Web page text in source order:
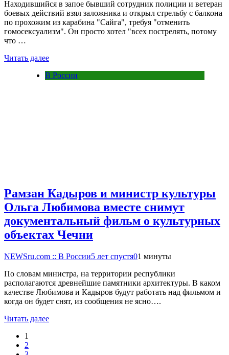
Находившийся в запое бывший сотрудник полиции и ветеран
боевых действий взял заложника и открыл стрельбу с балкона
по прохожим из карабина "Сайга", требуя "отменить
гомосексуализм". Он просто хотел "всех пострелять, потому
что …
Читать далее
В России
Рамзан Кадыров и министр культуры
Ольга Любимова вместе снимут
документальный фильм о культурных
объектах Чечни
NEWSru.com :: В России5 лет спустя01 минуты
По словам министра, на территории республики
располагаются древнейшие памятники архитектуры. В каком
качестве Любимова и Кадыров будут работать над фильмом и
когда он будет снят, из сообщения не ясно….
Читать далее
1
2